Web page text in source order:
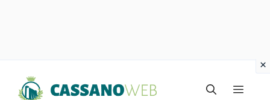
Menu